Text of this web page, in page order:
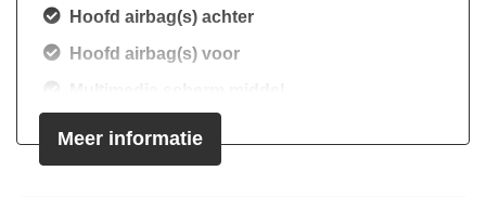
Hoofd airbag(s) achter
Hoofd airbag(s) voor
Passagiersairbag
Sfeerverlichting
Meer informatie